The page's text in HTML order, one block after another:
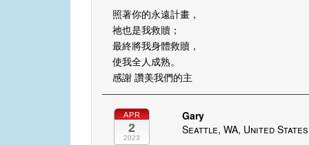
照著你的永遠計畫，
祂也是我救贖；
最終將我身體救贖，
使我全人成熟。
感謝 讚美我們的主
APR
2
2023
Gary
Seattle, WA, United States